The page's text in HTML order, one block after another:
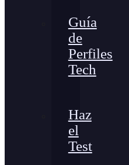
Guía
de
Perfiles
Tech
Haz
el
Test